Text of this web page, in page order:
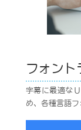
フォント
字幕に最適な
め、各種言語フ